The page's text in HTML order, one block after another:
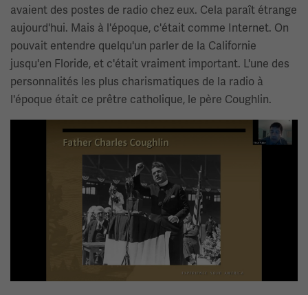
avaient des postes de radio chez eux. Cela paraît étrange
aujourd'hui. Mais à l'époque, c'était comme Internet. On
pouvait entendre quelqu'un parler de la Californie
jusqu'en Floride, et c'était vraiment important. L'une des
personnalités les plus charismatiques de la radio à
l'époque était ce prêtre catholique, le père Coughlin.